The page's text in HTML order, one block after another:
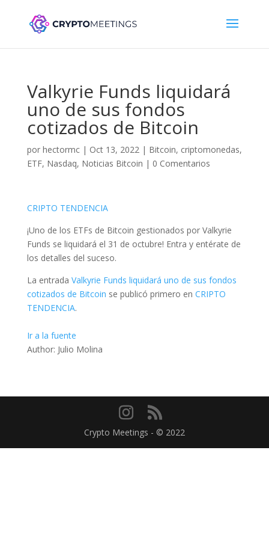
Valkyrie Funds liquidará
uno de sus fondos
cotizados de Bitcoin
por hectormc| Oct 13, 2022| Bitcoin, criptomonedas,
ETF, Nasdaq, Noticias Bitcoin | 0 Comentarios
CRIPTO TENDENCIA
¡Uno de los ETFs de Bitcoin gestionados por Valkyrie
Funds se liquidará el 31 de octubre! Entra y entérate de
los detalles del suceso.
La entrada Valkyrie Funds liquidará uno de sus fondos
cotizados de Bitcoin se publicó primero en CRIPTO
TENDENCIA.
Ir a la fuente
Author: Julio Molina
Crypto Meetings - © 2022